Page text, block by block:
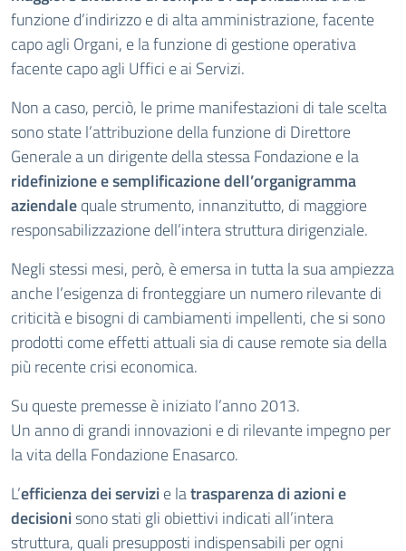
funzione d’indirizzo e di alta amministrazione, facente
capo agli Organi, e la funzione di gestione operativa
facente capo agli Uffici e ai Servizi.
Non a caso, perciò, le prime manifestazioni di tale scelta
sono state l’attribuzione della funzione di Direttore
Generale a un dirigente della stessa Fondazione e la
ridefinizione e semplificazione dell’organigramma
aziendalequale strumento, innanzitutto, di maggiore
responsabilizzazione dell’intera struttura dirigenziale.
Negli stessi mesi, però, è emersa in tutta la sua ampiezza
anche l’esigenza di fronteggiare un numero rilevante di
criticità e bisogni di cambiamenti impellenti, che si sono
prodotti come effetti attuali sia di cause remote sia della
più recente crisi economica.
Su queste premesse è iniziato l’anno 2013.
Un anno di grandi innovazioni e di rilevante impegno per
la vita della Fondazione Enasarco.
L’efficienza dei servizie latrasparenza di azioni e
decisionisono stati gli obiettivi indicati all’intera
struttura, quali presupposti indispensabili per ogni